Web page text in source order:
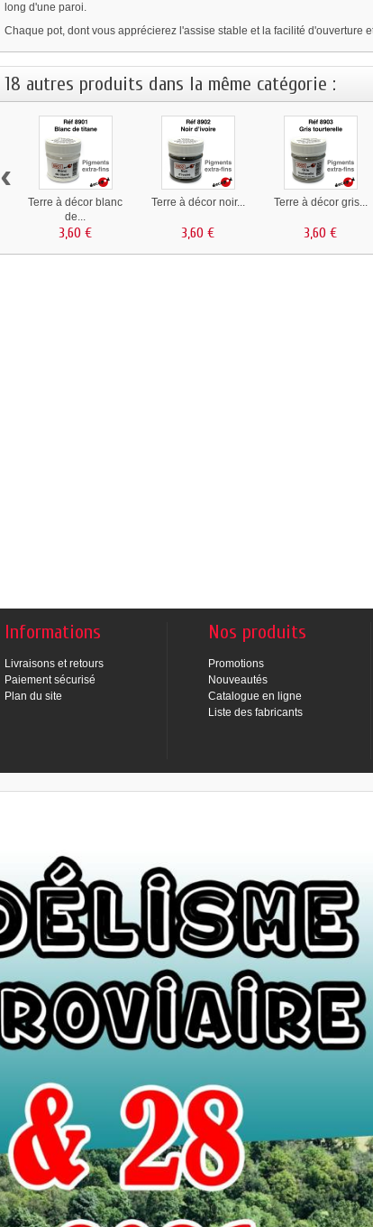
long d'une paroi.
Chaque pot, dont vous apprécierez l'assise stable et la facilité d'ouverture
18 autres produits dans la même catégorie :
Terre à décor blanc
de...
3,60 €
Terre à décor noir...
3,60 €
Terre à décor gris...
3,60 €
‹
Informations
Livraisons et retours
Paiement sécurisé
Plan du site
Nos produits
Promotions
Nouveautés
Catalogue en ligne
Liste des fabricants